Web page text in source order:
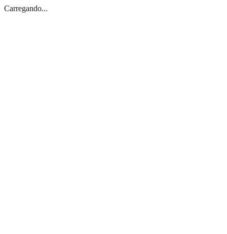
Carregando...